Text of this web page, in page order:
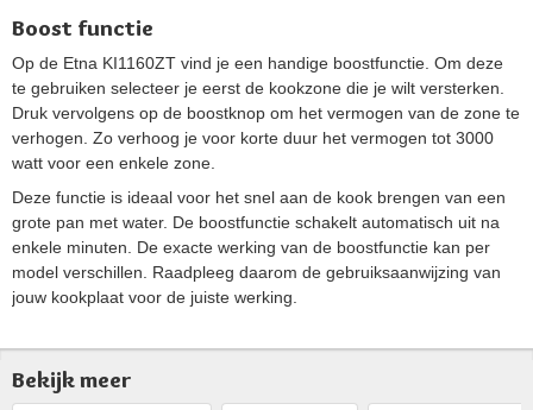
Boost functie
Op de Etna KI1160ZT vind je een handige boostfunctie. Om deze
te gebruiken selecteer je eerst de kookzone die je wilt versterken.
Druk vervolgens op de boostknop om het vermogen van de zone te
verhogen. Zo verhoog je voor korte duur het vermogen tot 3000
watt voor een enkele zone.
Deze functie is ideaal voor het snel aan de kook brengen van een
grote pan met water. De boostfunctie schakelt automatisch uit na
enkele minuten. De exacte werking van de boostfunctie kan per
model verschillen. Raadpleeg daarom de gebruiksaanwijzing van
jouw kookplaat voor de juiste werking.
Bekijk meer